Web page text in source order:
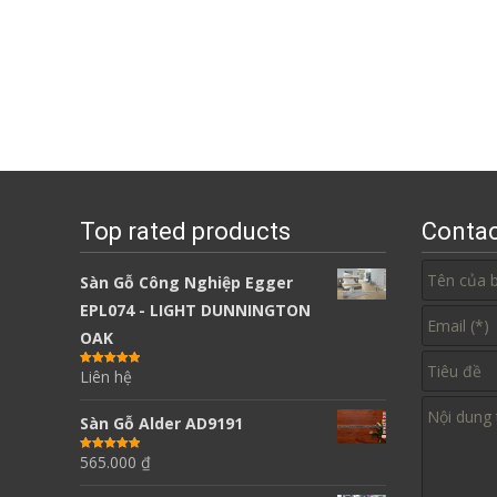
Top rated products
Sàn Gỗ Công Nghiệp Egger
EPL074 - LIGHT DUNNINGTON
OAK
Được xếp
hạng 5.00 5
Liên hệ
Sàn Gỗ Alder AD9191
Được xếp
hạng5.005
565.000 ₫